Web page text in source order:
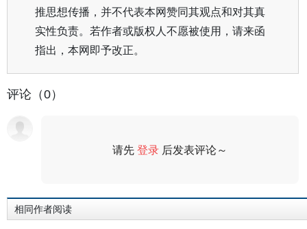
推思想传播，并不代表本网赞同其观点和对其真
实性负责。若作者或版权人不愿被使用，请来函
指出，本网即予改正。
评论（0）
请先登录 后发表评论～
相同作者阅读